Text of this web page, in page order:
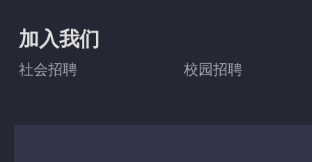
加入我们
社会招聘 校园招聘